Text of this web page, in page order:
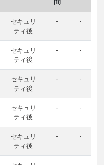
間
セキュリ
ティ後
- -
セキュリ
ティ後
- -
セキュリ
ティ後
- -
セキュリ
ティ後
- -
セキュリ
ティ後
- -